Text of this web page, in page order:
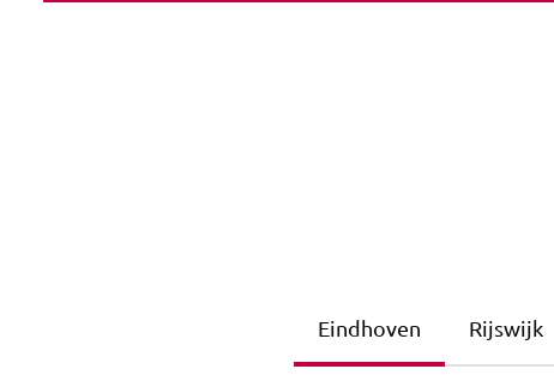
Eindhoven Rijswijk